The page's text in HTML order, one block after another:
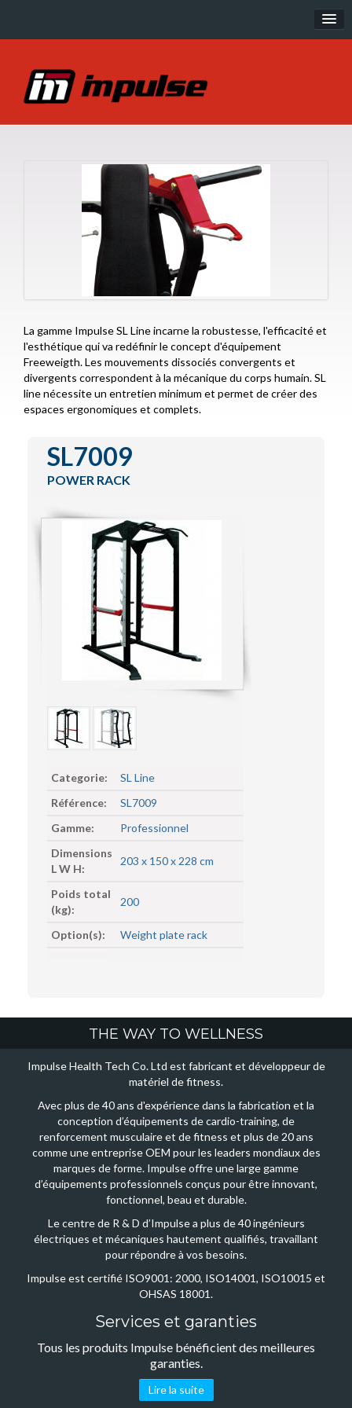
Musculation
IT Line
P Series
Functional Training
IZone
Encore Series
Contact
La gamme Impulse SL Line incarne la robustesse, l'efficacité et
l'esthétique qui va redéfinir le concept d'équipement
Freeweigth. Les mouvements dissociés convergents et
divergents correspondent à la mécanique du corps humain. SL
line nécessite un entretien minimum et permet de créer des
espaces ergonomiques et complets.
SL7009
POWER RACK
Categorie:
SL Line
Référence:
SL7009
Gamme:
Professionnel
Dimensions
L W H:
203 x 150 x 228 cm
Poids total
(kg):
200
Option(s): Weight plate rack
THE WAY TO WELLNESS
Impulse Health Tech Co. Ltd est fabricant et développeur de
matériel de fitness.
Avec plus de 40 ans d'expérience dans la fabrication et la
conception d’équipements de cardio-training, de
renforcement musculaire et de fitness et plus de 20 ans
comme une entreprise OEM pour les leaders mondiaux des
marques de forme. Impulse offre une large gamme
d’équipements professionnels conçus pour être innovant,
fonctionnel, beau et durable.
Le centre de R & D d’Impulse a plus de 40 ingénieurs
électriques et mécaniques hautement qualifiés, travaillant
pour répondre à vos besoins.
Impulse est certifié ISO9001: 2000, ISO14001, ISO10015 et
OHSAS 18001.
Services et garanties
Tous les produits Impulse bénéficient des meilleures
garanties.
Lire la suite